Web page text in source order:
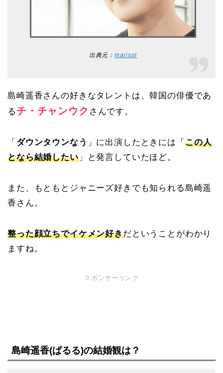
出典元： marisol
島崎遥香さんの好きなタレントは、韓国の俳優であ
る チ・チャンウク さんです。
「 ダウンタウンなう 」に出演したときには「 この人
となら結婚したい」と発言していたほど。
また、もともとジャニーズ好きでも知られる島崎遥
香さん。
整った顔立ちでイケメン好きだということがわかり
ますね。
スポンサーリンク
島崎遥香(ぱるる)の結婚観は？